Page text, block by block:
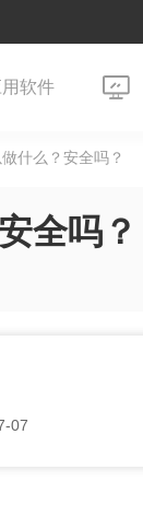
软件
什么？安全吗？
全吗？
07